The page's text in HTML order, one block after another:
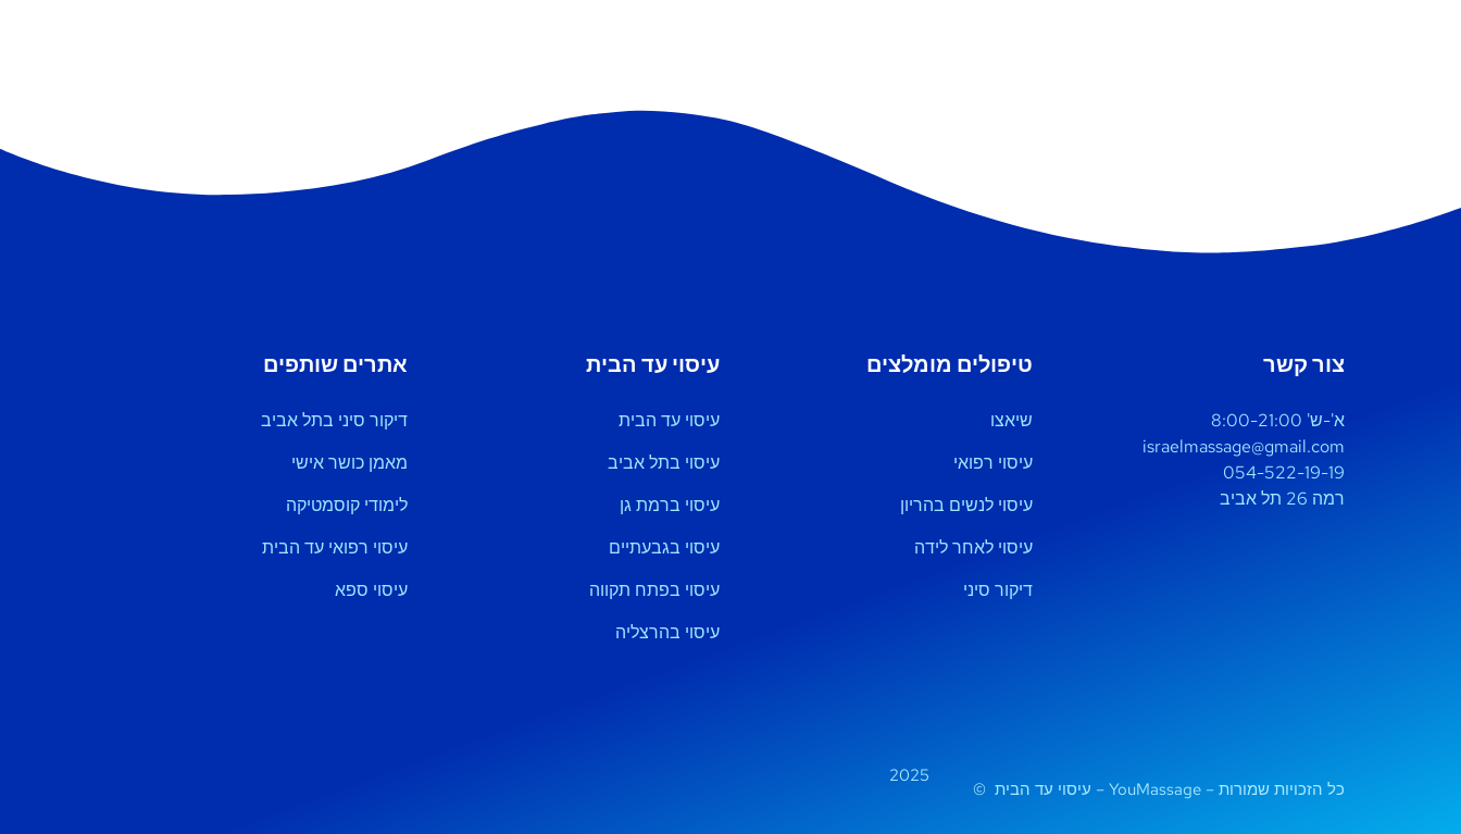
צור קשר
א'-ש' 8:00-21:00
israelmassage@gmail.com
054-522-19-19
רמה 26 תל אביב
טיפולים מומלצים
שיאצו
עיסוי רפואי
עיסוי לנשים בהריון
עיסוי לאחר לידה
דיקור סיני
עיסוי עד הבית
עיסוי עד הבית
עיסוי בתל אביב
עיסוי ברמת גן
עיסוי בגבעתיים
עיסוי בפתח תקווה
עיסוי בהרצליה
אתרים שותפים
דיקור סיני בתל אביב
מאמן כושר אישי
לימודי קוסמטיקה
עיסוי רפואי עד הבית
עיסוי ספא
כל הזכויות שמורות – YouMassage – עיסוי עד הבית ©
2025